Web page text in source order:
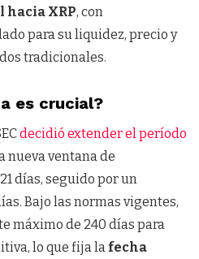
XRP, con
para su liquidez, precio y
tradicionales.
es crucial?
decidió extender el período
nueva ventana de
días, seguido por un
Bajo las normas vigentes,
máximo de 240 días para
lo que fija la fecha